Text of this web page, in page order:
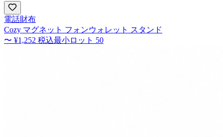
電話財布
Cozy マグネット フォンウォレット スタンド
〜 ¥1,252 税込最小ロット 50